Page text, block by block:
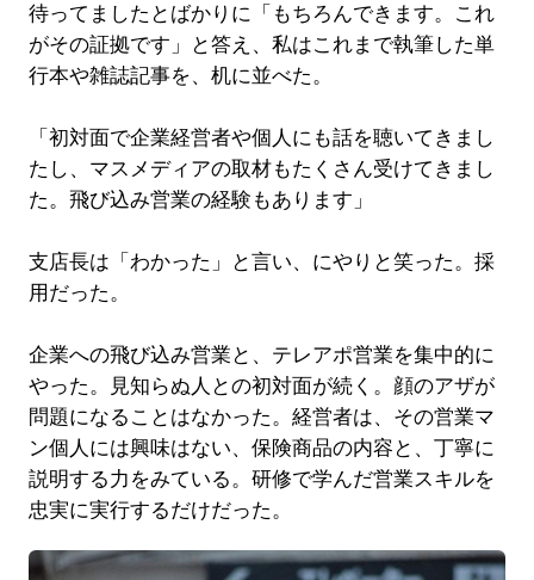
待ってましたとばかりに「もちろんできます。これ
がその証拠です」と答え、私はこれまで執筆した単
行本や雑誌記事を、机に並べた。
「初対面で企業経営者や個人にも話を聴いてきまし
たし、マスメディアの取材もたくさん受けてきまし
た。飛び込み営業の経験もあります」
支店長は「わかった」と言い、にやりと笑った。採
用だった。
企業への飛び込み営業と、テレアポ営業を集中的に
やった。見知らぬ人との初対面が続く。顔のアザが
問題になることはなかった。経営者は、その営業マ
ン個人には興味はない、保険商品の内容と、丁寧に
説明する力をみている。研修で学んだ営業スキルを
忠実に実行するだけだった。